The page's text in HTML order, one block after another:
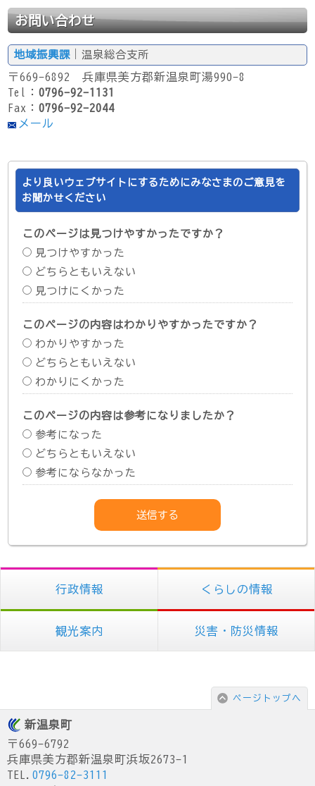
お問い合わせ
地域振興課 ｜温泉総合支所
〒669-6892 兵庫県美方郡新温泉町湯990-8
Tel：0796-92-1131
Fax：0796-92-2044
メール
より良いウェブサイトにするためにみなさまのご意見を
お聞かせください
このページは見つけやすかったですか？
見つけやすかった
どちらともいえない
見つけにくかった
このページの内容はわかりやすかったですか？
わかりやすかった
どちらともいえない
わかりにくかった
このページの内容は参考になりましたか？
参考になった
どちらともいえない
参考にならなかった
行政情報 くらしの情報
観光案内 災害・防災情報
ページトップへ
新温泉町
〒669-6792
兵庫県美方郡新温泉町浜坂2673-1
TEL. 0796-82-3111